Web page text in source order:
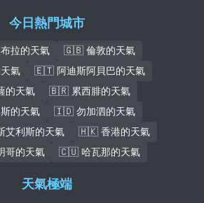
今日熱門城市
拉的天氣
🇬🇧 倫敦的天氣
氣
🇪🇹 阿迪斯阿貝巴的天氣
天氣
🇧🇷 累西腓的天氣
的天氣
🇮🇩 勿加泗的天氣
利斯的天氣
🇭🇰 香港的天氣
的天氣
🇨🇺 哈瓦那的天氣
天氣極端